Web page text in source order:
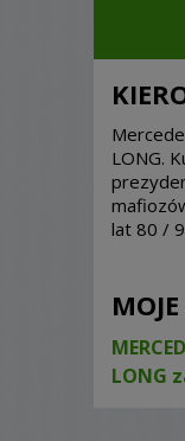
LONG.
lat 80 /
LONG